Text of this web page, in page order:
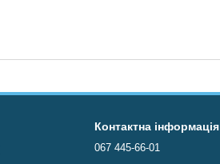
Контактна інформація
067 445-66-01